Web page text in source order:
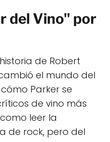
del Vino" por
de Robert
el mundo del
Parker se
de vino más
leer la
de rock, pero del